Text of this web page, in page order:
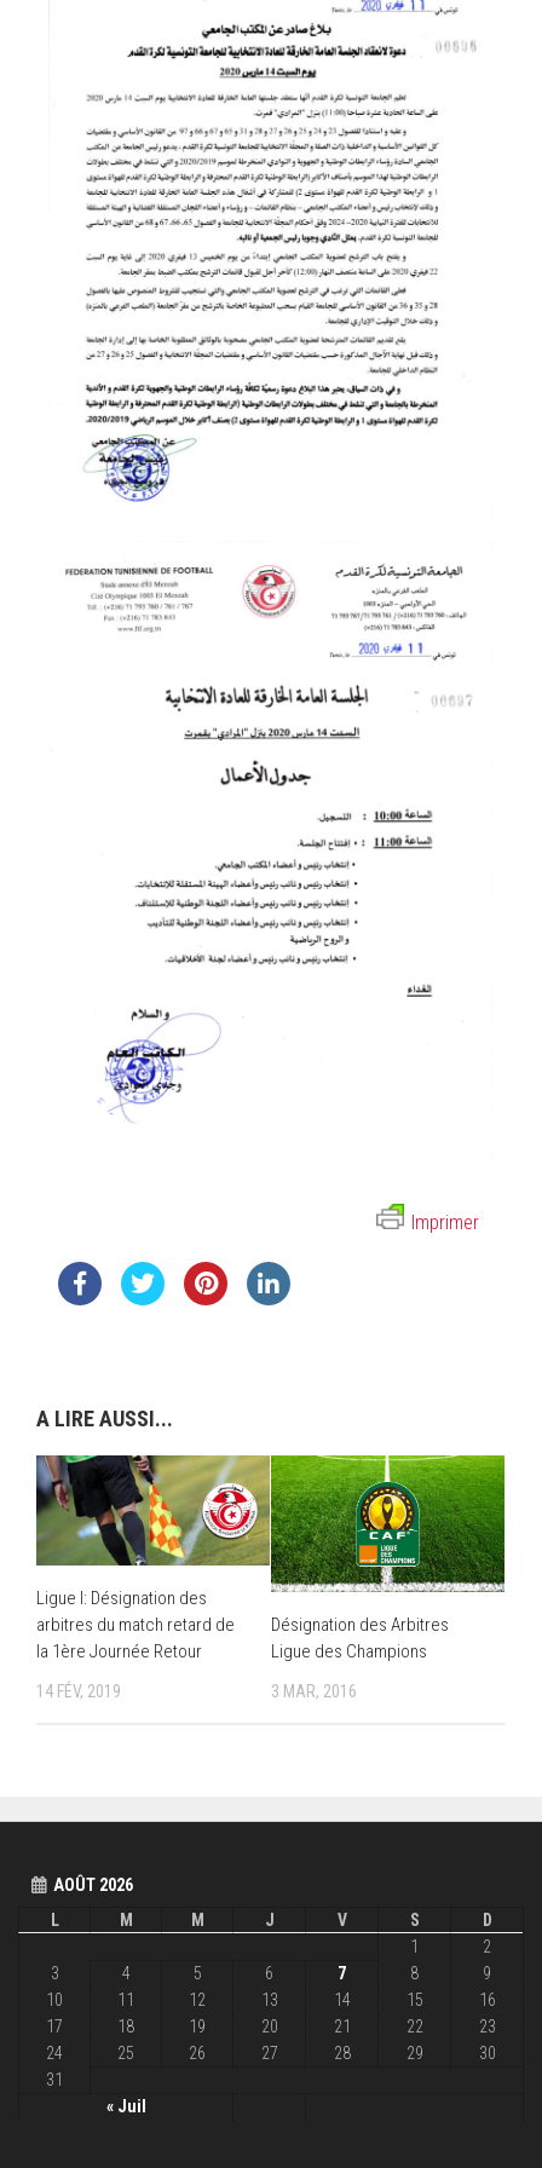
Imprimer
A LIRE AUSSI...
Ligue I: Désignation des
arbitres du match retard de
la 1ère Journée Retour
14 FÉV, 2019
Désignation des Arbitres
Ligue des Champions
3 MAR, 2016
AOÛT 2026
L
M M J V S D
« Juil
1
2
3
4 5 6 7 8
9
10
11 12 13 14 15
16
17
18 19 20 21 22
23
24
25 26 27 28 29
30
31